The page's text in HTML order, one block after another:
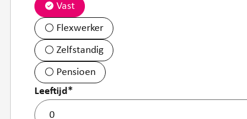
Vast
Flexwerker
Zelfstandig
Pensioen
Je situatie
Leeftijd*